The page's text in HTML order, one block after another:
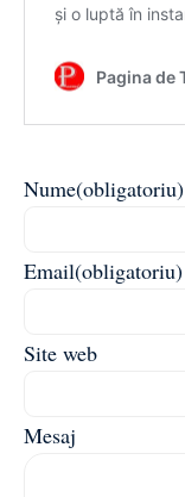
Nume(obligatoriu)
Email(obligatoriu)
Site web
Mesaj